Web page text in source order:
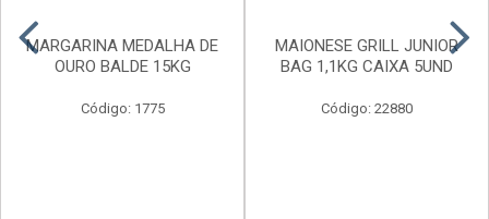
MARGARINA MEDALHA DE
OURO BALDE 15KG
Código: 1775
MAIONESE GRILL JUNIOR
BAG 1,1KG CAIXA 5UND
Código: 22880